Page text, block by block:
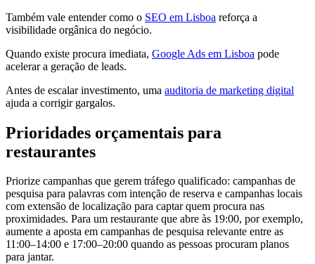
Também vale entender como o SEO em Lisboa reforça a
visibilidade orgânica do negócio.
Quando existe procura imediata, Google Ads em Lisboa pode
acelerar a geração de leads.
Antes de escalar investimento, uma auditoria de marketing digital
ajuda a corrigir gargalos.
Prioridades orçamentais para
restaurantes
Priorize campanhas que gerem tráfego qualificado: campanhas de
pesquisa para palavras com intenção de reserva e campanhas locais
com extensão de localização para captar quem procura nas
proximidades. Para um restaurante que abre às 19:00, por exemplo,
aumente a aposta em campanhas de pesquisa relevante entre as
11:00–14:00 e 17:00–20:00 quando as pessoas procuram planos
para jantar.